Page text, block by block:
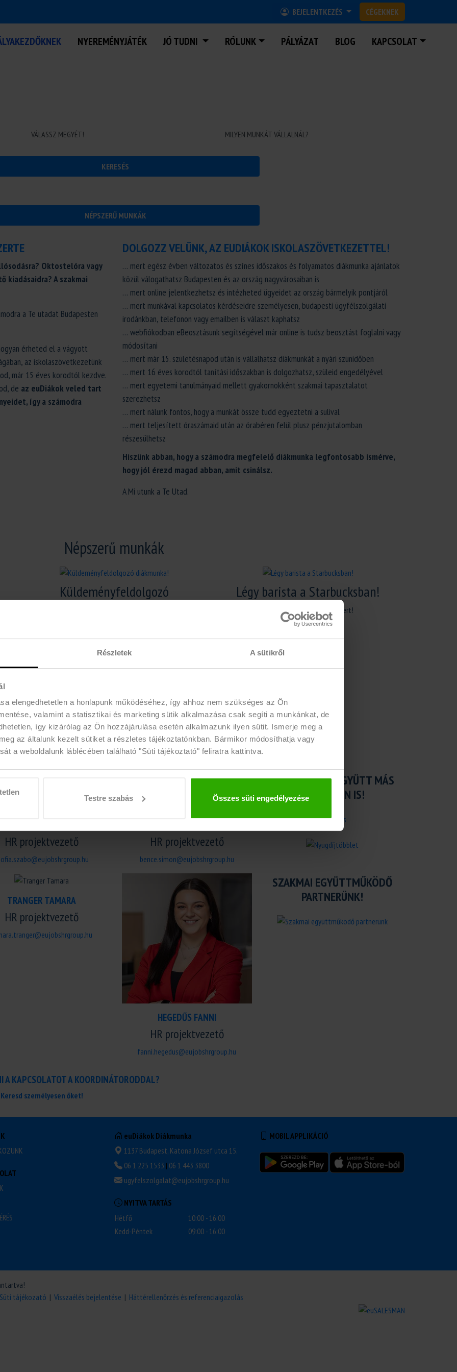
Részletek A sütikről
elengedhetetlen a honlapunk működéséhez, így ahhoz nem szükséges az Ön
valamint a statisztikai és marketing sütik alkalmazása csak segíti a munkánkat, de
így kizárólag az Ön hozzájárulása esetén alkalmazunk ilyen sütit. Ismerje meg a
az általunk kezelt sütiket a részletes tájékoztatónkban. Bármikor módosíthatja vagy
a weboldalunk láblécében található "Süti tájékoztató" feliratra kattintva.
Testre szabás Összes süti engedélyezése
BEJELENTKEZÉS CÉGEKNEK
NYEREMÉNYJÁTÉK JÓ TUDNI RÓLUNK PÁLYÁZAT BLOG KAPCSOLAT
KERESÉS
NÉPSZERŰ MUNKÁK
Oktostelóra vagy
A szakmai
a Te utadat Budapesten
érheted el a vágyott
az iskolaszövetkezetünk
már 15 éves korodtól kezdve.
de az euDiákok veled tart
így a számodra
DOLGOZZ VELÜNK, AZ EUDIÁKOK ISKOLASZÖVETKEZETTEL!
… mert egész évben változatos és színes időszakos és folyamatos diákmunka ajánlatok
közül válogathatsz Budapesten és az ország nagyvárosaiban is
… mert online jelentkezhetsz és intézheted ügyeidet az ország bármelyik pontjáról
… mert munkával kapcsolatos kérdéseidre személyesen, budapesti ügyfélszolgálati
irodánkban, telefonon vagy emailben is választ kaphatsz
… webfiókodban eBeosztásunk segítségével már online is tudsz beosztást foglalni vagy
módosítani
… mert már 15. születésnapod után is vállalhatsz diákmunkát a nyári szünidőben
… mert 16 éves korodtól tanítási időszakban is dolgozhatsz, szüleid engedélyével
… mert egyetemi tanulmányaid mellett gyakornokként szakmai tapasztalatot
szerezhetsz
… mert nálunk fontos, hogy a munkát össze tudd egyeztetni a sulival
… mert teljesített óraszámaid után az órabéren felül plusz pénzjutalomban
részesülhetsz
Hiszünk abban, hogy a számodra megfelelő diákmunka legfontosabb ismérve,
hogy jól érezd magad abban, amit csinálsz.
A Mi utunk a Te Utad.
Népszerű munkák
Küldeményfeldolgozó
Légy barista a Starbucksban!
Kezdj azonnal és építs karriert!
HR projektvezető HR projektvezető
bence.simon@eujobshrgroup.hu
TRANGER TAMARA
HR projektvezető
HEGEDŰS FANNI
HR projektvezető
fanni.hegedus@eujobshrgroup.hu
A KAPCSOLATOT A KOORDINÁTORODDAL?
Keresd személyesen őket!
DOLGOZZUNK EGYÜTT MÁS
FORMÁBAN IS!
SZAKMAI EGYÜTTMŰKÖDŐ
PARTNERÜNK!
euDiákok Diákmunka
1137 Budapest, Katona József utca 15.
06 1 225 1533 | 06 1 443 3800
ugyfelszolgalat@eujobshrgroup.hu
NYITVA TARTÁS
Hétfő
10:00 - 16:00
Kedd-Péntek
09:00 - 16:00
MOBIL APPLIKÁCIÓ
Süti tájékozató | Visszaélés bejelentése | Háttérellenőrzés és referenciaigazolás